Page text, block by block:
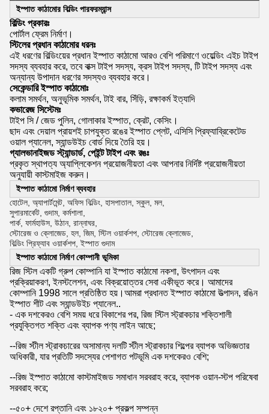
ইস্পাত কাঠামোর বিল্ডিং পারফরম্যান্স
বিল্ডিং প্রকারঃ
পোর্টাল ফ্রেম নির্মাণ।
স্টিলের প্রধান কাঠামোর ধরনঃ
এই ধরণের বিল্ডিংয়ের প্রধান ইস্পাত কাঠামো আরও বেশি পরিমাণে ওয়েল্ডিং এইচ টাইপ
সদস্য ব্যবহার করে, তবে বাক্স টাইপ সদস্য, ক্রস টাইপ সদস্য, টি টাইপ সদস্য এবং
অন্যান্য উপাদান ধরণের সদস্যও ব্যবহার করে।
সেকেন্ডারি ইস্পাত কাঠামোঃ
কলাম সমর্থন, অনুভূমিক সমর্থন, টাই বার, সিঁড়ি, রক্ষাকর্ম ইত্যাদি
কভারেজ সিস্টেমঃ
টাইপ সি / জেড পুলিন, গোলাকার ইস্পাত, ক্রেট, কেসিং।
ছাদ এবং দেয়াল প্রায়শই চাপযুক্ত রঙের ইস্পাত প্লেট, এসিসি প্রিফ্যাব্রিকেটেড
ওয়াল প্যানেল, স্যান্ডউইচ বোর্ড দিয়ে তৈরি হয়।
গ্যালভানাইজড স্ট্যান্ডার্ড, পেইন্ট টাইপ এবং রঙঃ
প্রকৃত স্থাপত্য অ্যাপ্লিকেশন প্রয়োজনীয়তা এবং আপনার নির্দিষ্ট প্রয়োজনীয়তা
অনুযায়ী কাস্টমাইজ করুন।
ইস্পাত কাঠামো নির্মাণ ব্যবহার
হোটেল, অ্যাপার্টমেন্ট, অফিস বিল্ডিং, হাসপাতাল, স্কুল, মল,
সুপারমার্কেট, গুদাম, কর্মশালা,
পার্ক, ফার্মহাউস, উঠান, রান্নাঘর,
স্টোরেজ ও ক্লোজেড, হল, জিম, স্টিল ওয়ার্কশপ, স্টোরেজ ক্লোজেড,
বিল্ডিং প্রিফ্যাব ওয়ার্কশপ, ইস্পাত গুদাম
ইস্পাত কাঠামো নির্মাণ কোম্পানী ভূমিকা
রিজ স্টিল একটি গ্রুপ কোম্পানি যা ইস্পাত কাঠামো নকশা, উৎপাদন এবং
প্রক্রিয়াকরণ, ইনস্টলেশন, এবং বিক্রয়োত্তর সেবা একীভূত করে। আমাদের
কোম্পানি 1998 সালে প্রতিষ্ঠিত হয়।আমরা প্রধানত ইস্পাত কাঠামো উত্পাদন, রঙিন
ইস্পাত শীট এবং স্যান্ডউইচ প্যানেল..
- এক দশকেরও বেশি সময় ধরে বিকাশের পর, রিজ স্টিল স্ট্রাকচার শক্তিশালী
প্রযুক্তিগত শক্তি এবং ব্যাপক পণ্য লাইন আছে;
--রিজ স্টীল স্ট্রাকচারের অসামান্য দলটি স্টীল স্ট্রাকচার শিল্পের ব্যাপক অভিজ্ঞতার
অধিকারী, যার প্রতিটি সদস্যের পেশাগত পটভূমি এক দশকেরও বেশি;
--রিজ ইস্পাত কাঠামো কাস্টমাইজড সমাধান সরবরাহ করে, ব্যাপক ওয়ান-স্টপ পরিষেবা
সরবরাহ করে;
--৫০+ দেশে রপ্তানি এবং ১৮২০+ প্রকল্প সম্পন্ন